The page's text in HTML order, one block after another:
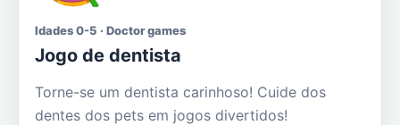
Idades 0-5 · Doctor games
Jogo de dentista
Torne-se um dentista carinhoso! Cuide dos
dentes dos pets em jogos divertidos!